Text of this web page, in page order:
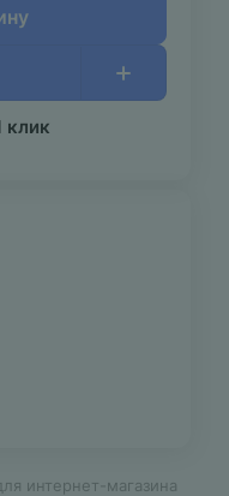
клик
интернет-магазина